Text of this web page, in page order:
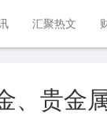
汇聚热文
、贵金